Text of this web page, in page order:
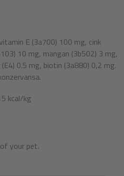
E (3a700) 100 mg, cink
10 mg, mangan (3b502) 3 mg,
0.5 mg, biotin (3a880) 0,2 mg.
kcal/kg
your pet.